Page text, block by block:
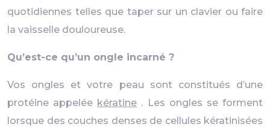
quotidiennes telles que taper sur un clavier ou faire
la vaisselle douloureuse.
Qu’est-ce qu’un ongle incarné ?
Vos ongles et votre peau sont constitués d’une
protéine appelée kératine . Les ongles se forment
lorsque des couches denses de cellules kératinisées